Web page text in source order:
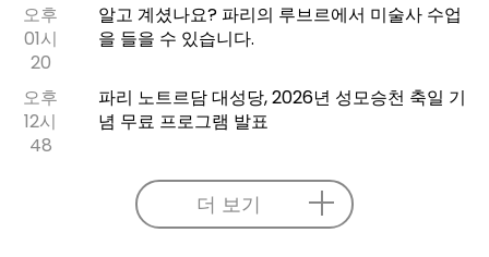
오후
01시
20
알고 계셨나요? 파리의 루브르에서 미술사 수업
을 들을 수 있습니다.
오후
12시
48
파리 노트르담 대성당, 2026년 성모승천 축일 기
념 무료 프로그램 발표
더 보기